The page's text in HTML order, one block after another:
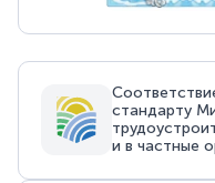
стандарту
и в частные